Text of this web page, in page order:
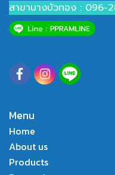
สาขาบางบัวทอง : 096-
Menu
Home
About us
Products